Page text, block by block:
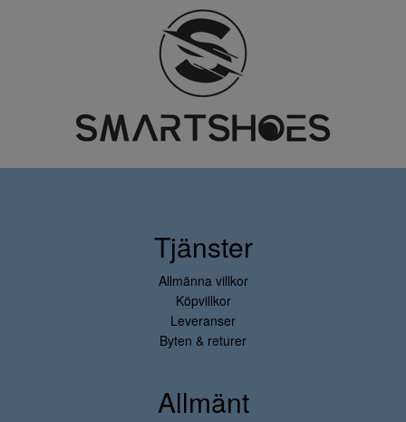
Tjänster
Allmänna villkor
Köpvillkor
Leveranser
Byten & returer
Allmänt